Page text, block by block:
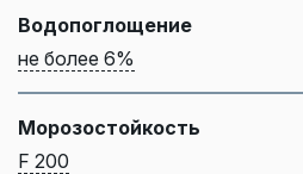
Водопоглощение
не более 6%
Морозостойкость
F 200